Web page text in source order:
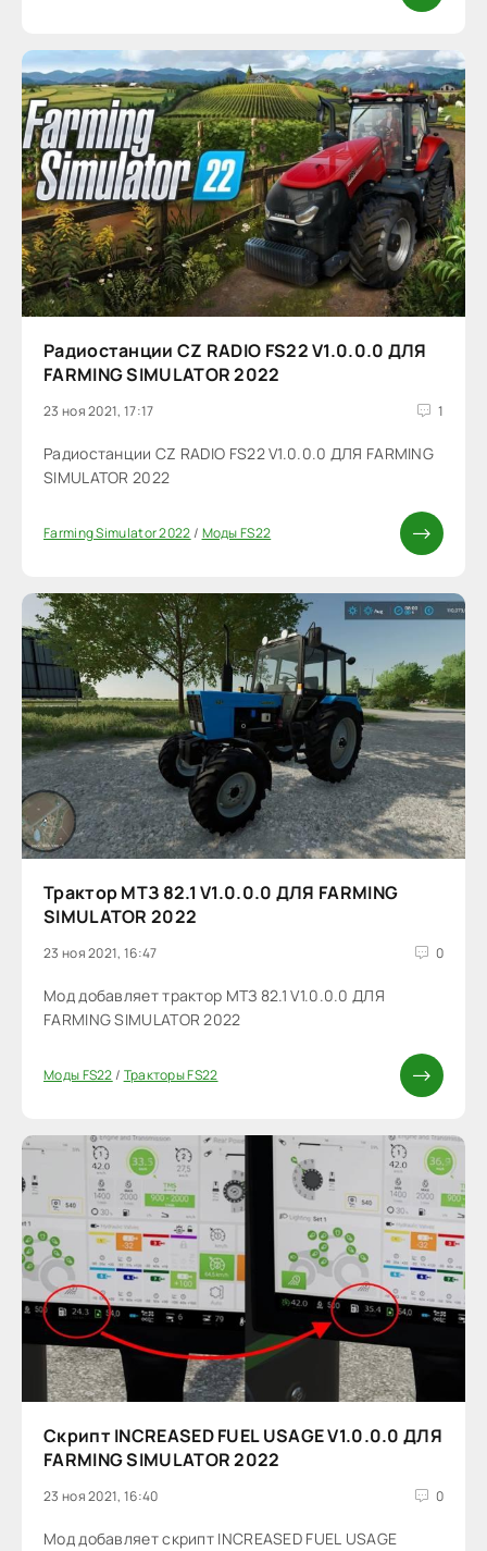
Радиостанции CZ RADIO FS22 V1.0.0.0 ДЛЯ
FARMING SIMULATOR 2022
23 ноя 2021, 17:17 1
Радиостанции CZ RADIO FS22 V1.0.0.0 ДЛЯ FARMING
SIMULATOR 2022
Farming Simulator 2022/ Моды FS22
Трактор MTЗ 82.1 V1.0.0.0 ДЛЯ FARMING
SIMULATOR 2022
23 ноя 2021, 16:47 0
Мод добавляет трактор MTЗ 82.1 V1.0.0.0 ДЛЯ
FARMING SIMULATOR 2022
Моды FS22/ Тракторы FS22
Скрипт INCREASED FUEL USAGE V1.0.0.0 ДЛЯ
FARMING SIMULATOR 2022
23 ноя 2021, 16:40 0
Мод добавляет скрипт INCREASED FUEL USAGE